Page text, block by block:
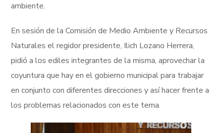
ambiente.
En sesión de la Comisión de Medio Ambiente y Recursos
Naturales el regidor presidente, Ilich Lozano Herrera,
pidió a los ediles integrantes de la misma, aprovechar la
coyuntura que hay en el gobierno municipal para trabajar
en conjunto con diferentes direcciones y así hacer frente a
los problemas relacionados con este tema.